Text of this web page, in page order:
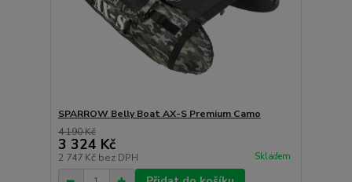
SPARROW Belly Boat AX-S Premium Camo
4 190 Kč
3 324 Kč
2 747 Kč bez DPH Skladem